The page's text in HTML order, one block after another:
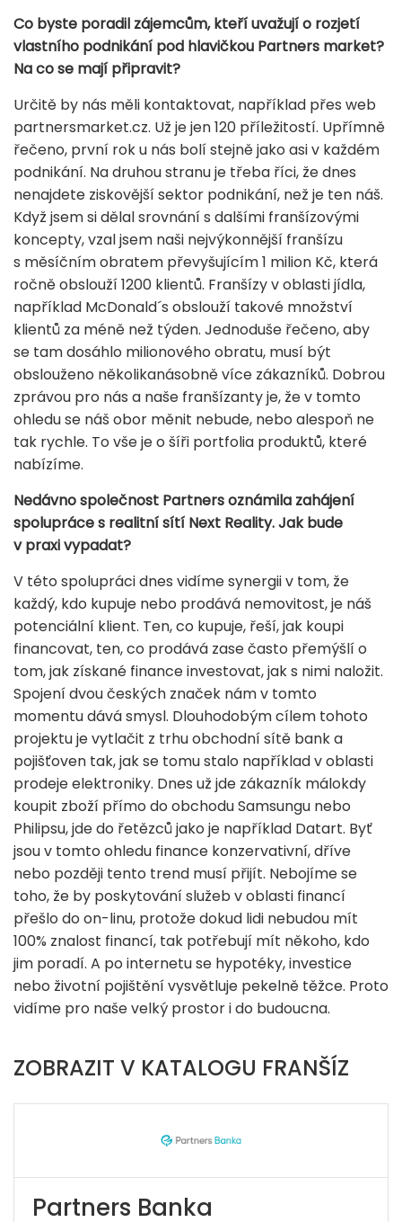
Co byste poradil zájemcům, kteří uvažují o rozjetí
vlastního podnikání pod hlavičkou Partners market?
Na co se mají připravit?
Určitě by nás měli kontaktovat, například přes web
partnersmarket.cz. Už je jen 120 příležitostí. Upřímně
řečeno, první rok u nás bolí stejně jako asi v každém
podnikání. Na druhou stranu je třeba říci, že dnes
nenajdete ziskovější sektor podnikání, než je ten náš.
Když jsem si dělal srovnání s dalšími franšízovými
koncepty, vzal jsem naši nejvýkonnější franšízu
s měsíčním obratem převyšujícím 1 milion Kč, která
ročně obslouží 1200 klientů. Franšízy v oblasti jídla,
například McDonald´s obslouží takové množství
klientů za méně než týden. Jednoduše řečeno, aby
se tam dosáhlo milionového obratu, musí být
obslouženo několikanásobně více zákazníků. Dobrou
zprávou pro nás a naše franšízanty je, že v tomto
ohledu se náš obor měnit nebude, nebo alespoň ne
tak rychle. To vše je o šíři portfolia produktů, které
nabízíme.
Nedávno společnost Partners oznámila zahájení
spolupráce s realitní sítí Next Reality. Jak bude
v praxi vypadat?
V této spolupráci dnes vidíme synergii v tom, že
každý, kdo kupuje nebo prodává nemovitost, je náš
potenciální klient. Ten, co kupuje, řeší, jak koupi
financovat, ten, co prodává zase často přemýšlí o
tom, jak získané finance investovat, jak s nimi naložit.
Spojení dvou českých značek nám v tomto
momentu dává smysl. Dlouhodobým cílem tohoto
projektu je vytlačit z trhu obchodní sítě bank a
pojišťoven tak, jak se tomu stalo například v oblasti
prodeje elektroniky. Dnes už jde zákazník málokdy
koupit zboží přímo do obchodu Samsungu nebo
Philipsu, jde do řetězců jako je například Datart. Byť
jsou v tomto ohledu finance konzervativní, dříve
nebo později tento trend musí přijít. Nebojíme se
toho, že by poskytování služeb v oblasti financí
přešlo do on-linu, protože dokud lidi nebudou mít
100% znalost financí, tak potřebují mít někoho, kdo
jim poradí. A po internetu se hypotéky, investice
nebo životní pojištění vysvětluje pekelně těžce. Proto
vidíme pro naše velký prostor i do budoucna.
ZOBRAZIT V KATALOGU FRANŠÍZ
Partners Banka